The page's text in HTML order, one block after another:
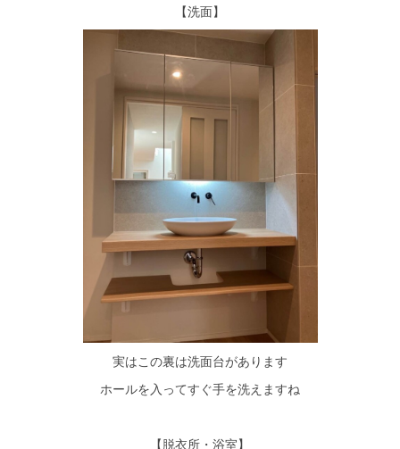
【洗面】
実はこの裏は洗面台があります
ホールを入ってすぐ手を洗えますね
【脱衣所・浴室】